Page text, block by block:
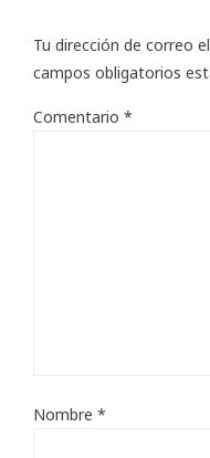
Tu dirección de correo
campos obligatorios
Comentario *
Nombre *